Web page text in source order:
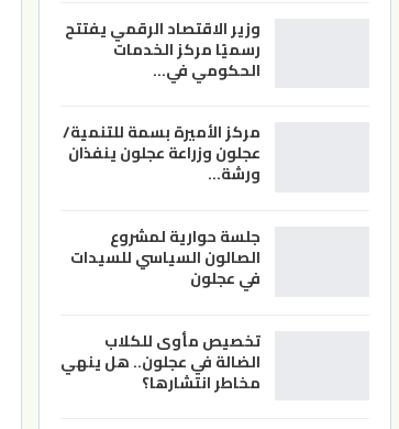
وزير الاقتصاد الرقمي يفتتح
رسميًا مركز الخدمات
الحكومي في…
مركز الأميرة بسمة للتنمية/
عجلون وزراعة عجلون ينفذان
ورشة…
جلسة حوارية لمشروع
الصالون السياسي للسيدات
في عجلون
تخصيص مأوى للكلاب
الضالة في عجلون.. هل ينهي
مخاطر انتشارها؟